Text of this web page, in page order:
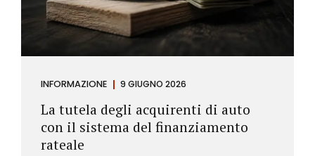
INFORMAZIONE 9 GIUGNO 2026
La tutela degli acquirenti di auto
con il sistema del finanziamento
rateale